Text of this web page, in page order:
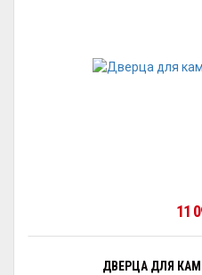
11
ДВЕРЦА ДЛЯ